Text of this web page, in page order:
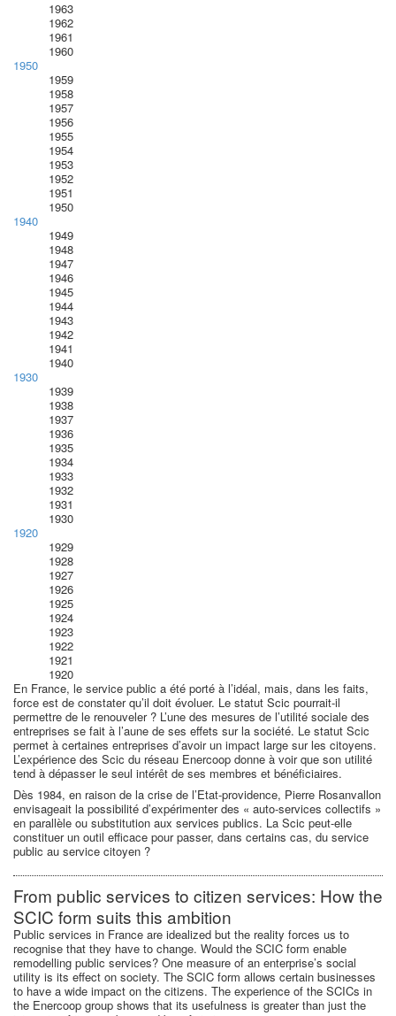
1963
1962
1961
1960
1950
1959
1958
1957
1956
1955
1954
1953
1952
1951
1950
1940
1949
1948
1947
1946
1945
1944
1943
1942
1941
1940
1930
1939
1938
1937
1936
1935
1934
1933
1932
1931
1930
1920
1929
1928
1927
1926
1925
1924
1923
1922
1921
1920
En France, le service public a été porté à l’idéal, mais, dans les faits,
force est de constater qu’il doit évoluer. Le statut Scic pourrait-il
permettre de le renouveler ? L’une des mesures de l’utilité sociale des
entreprises se fait à l’aune de ses effets sur la société. Le statut Scic
permet à certaines entreprises d’avoir un impact large sur les citoyens.
L’expérience des Scic du réseau Enercoop donne à voir que son utilité
tend à dépasser le seul intérêt de ses membres et bénéficiaires.
Dès 1984, en raison de la crise de l’Etat-providence, Pierre Rosanvallon
envisageait la possibilité d’expérimenter des « auto-services collectifs »
en parallèle ou substitution aux services publics. La Scic peut-elle
constituer un outil efficace pour passer, dans certains cas, du service
public au service citoyen ?
From public services to citizen services: How the
SCIC form suits this ambition
Public services in France are idealized but the reality forces us to
recognise that they have to change. Would the SCIC form enable
remodelling public services? One measure of an enterprise’s social
utility is its effect on society. The SCIC form allows certain businesses
to have a wide impact on the citizens. The experience of the SCICs in
the Enercoop group shows that its usefulness is greater than just the